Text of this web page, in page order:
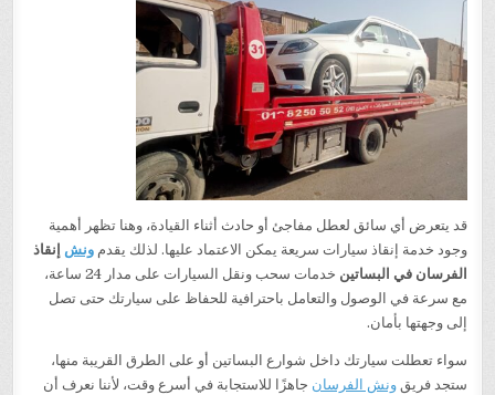
قد يتعرض أي سائق لعطل مفاجئ أو حادث أثناء القيادة، وهنا تظهر أهمية
وجود خدمة إنقاذ سيارات سريعة يمكن الاعتماد عليها. لذلك يقدمونش إنقاذ
الفرسان في البساتين
خدمات سحب ونقل السيارات على مدار 24 ساعة،
مع سرعة في الوصول والتعامل باحترافية للحفاظ على سيارتك حتى تصل
إلى وجهتها بأمان.
سواء تعطلت سيارتك داخل شوارع البساتين أو على الطرق القريبة منها،
ستجد فريقونش الفرسان جاهزًا للاستجابة في أسرع وقت، لأننا نعرف أن